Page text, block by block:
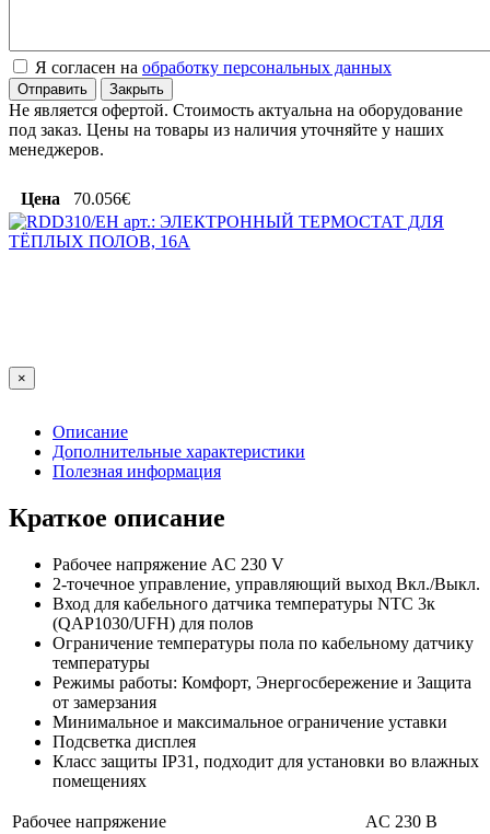
Я согласен на обработку персональных данных
Отправить Закрыть
Не является офертой. Стоимость актуальна на оборудование
под заказ. Цены на товары из наличия уточняйте у наших
менеджеров.
Цена 70.056€
×
Описание
Дополнительные характеристики
Полезная информация
Краткое описание
Рабочее напряжение AC 230 V
2-точечное управление, управляющий выход Вкл./Выкл.
Вход для кабельного датчика температуры NTC 3к
(QAP1030/UFH) для полов
Ограничение температуры пола по кабельному датчику
температуры
Режимы работы: Комфорт, Энергосбережение и Защита
от замерзания
Минимальное и максимальное ограничение уставки
Подсветка дисплея
Класс защиты IP31, подходит для установки во влажных
помещениях
Рабочее напряжение
AC 230 В